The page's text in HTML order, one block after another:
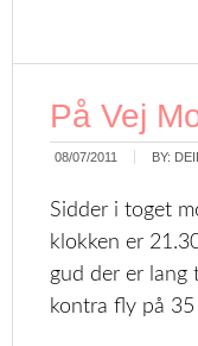
På Vej
08/07/2011 BY:
Sidder i toget
klokken er
gud der er lang
kontra fly på